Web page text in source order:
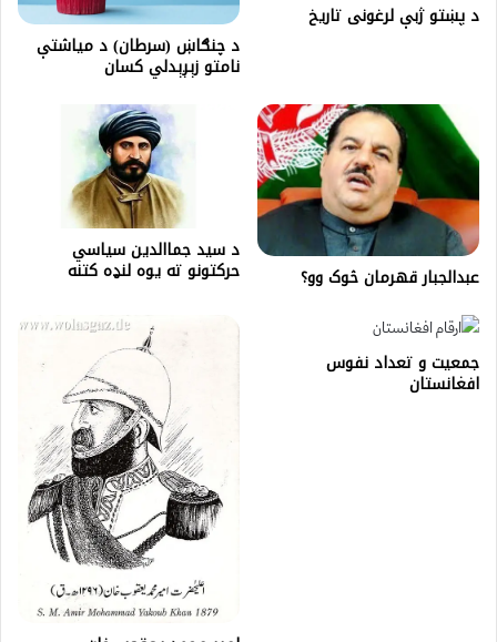
د پښتو ژبې لرغونی تاریخ
د چنګاښ (سرطان) د مياشتې
نامتو زېږېدلي کسان
عبدالجبار قهرمان څوک وو؟
د سيد جماالدين سياسي
حرکتونو ته يوه لنډه کتنه
جمعیت و تعداد نفوس
افغانستان